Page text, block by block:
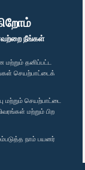
நீங்கள்
தனிப்பட்ட
செயற்பாட்டைக்
மற்றும் செயற்பாட்டை
மற்றும் பிற
நாம் பயனர்